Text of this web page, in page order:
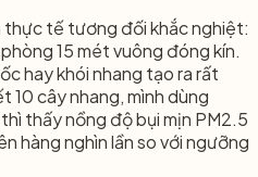
thực tế tương đối khắc nghiệt:
15 mét vuông đóng kín.
hay khói nhang tạo ra rất
10 cây nhang, mình dùng
thấy nồng độ bụi mịn PM2.5
hàng nghìn lần so với ngưỡng